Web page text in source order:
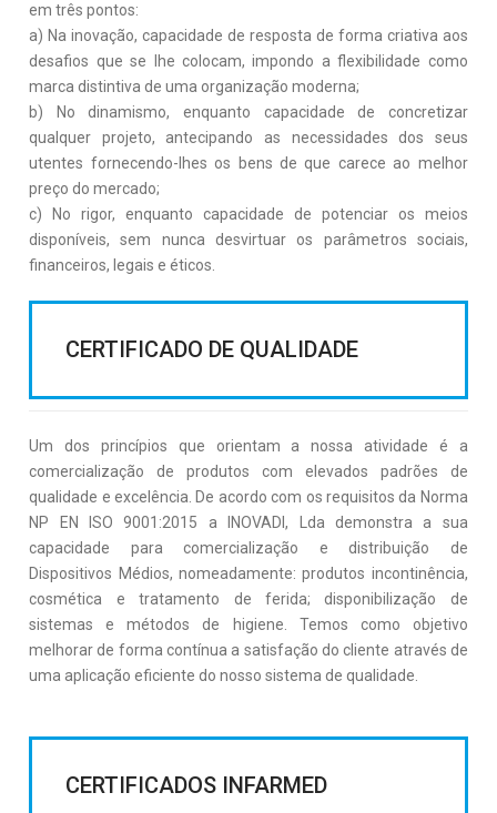
em três pontos:
a) Na inovação, capacidade de resposta de forma criativa aos
desafios que se lhe colocam, impondo a flexibilidade como
marca distintiva de uma organização moderna;
b) No dinamismo, enquanto capacidade de concretizar
qualquer projeto, antecipando as necessidades dos seus
utentes fornecendo-lhes os bens de que carece ao melhor
preço do mercado;
c) No rigor, enquanto capacidade de potenciar os meios
disponíveis, sem nunca desvirtuar os parâmetros sociais,
financeiros, legais e éticos.
CERTIFICADO DE QUALIDADE
Um dos princípios que orientam a nossa atividade é a
comercialização de produtos com elevados padrões de
qualidade e excelência. De acordo com os requisitos da Norma
NP EN ISO 9001:2015 a INOVADI, Lda demonstra a sua
capacidade para comercialização e distribuição de
Dispositivos Médios, nomeadamente: produtos incontinência,
cosmética e tratamento de ferida; disponibilização de
sistemas e métodos de higiene. Temos como objetivo
melhorar de forma contínua a satisfação do cliente através de
uma aplicação eficiente do nosso sistema de qualidade.
CERTIFICADOS INFARMED